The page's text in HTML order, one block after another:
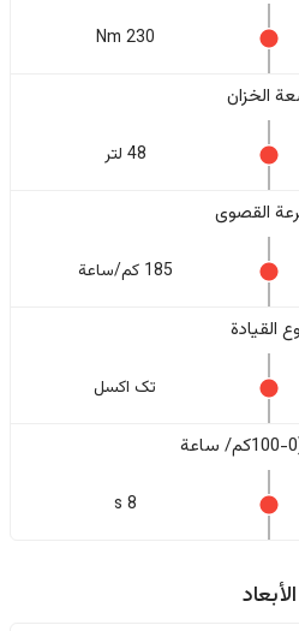
230 Nm
الخزان
48 لتر
القصوى
185 كم/ساعة
القيادة
تک اکسل
8 s
الأبعاد